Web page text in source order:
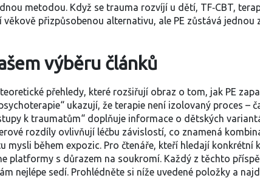
metodou. Když se trauma rozvíjí u dětí, TF‑CBT,
věkově přizpůsobenou alternativu, ale PE zůstává
výběru článků
přehledy, které rozšiřují obraz o tom, jak PE
ukazují, že terapie není izolovaný proces
k traumatům“ doplňuje informace o dětských
rozdíly ovlivňují léčbu závislostí, co znamená
během expozic. Pro čtenáře, kteří hledají konkrétní
platformy s důrazem na soukromí. Každý z těchto
nejlépe sedí. Prohlédněte si níže uvedené položky a